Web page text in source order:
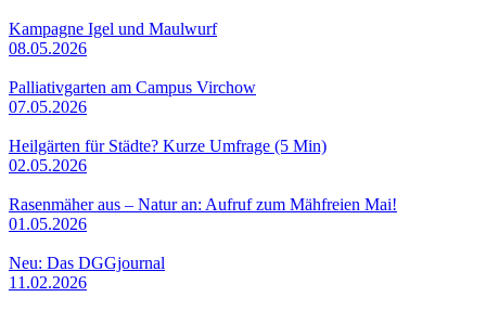
Kampagne Igel und Maulwurf
08.05.2026
Palliativgarten am Campus Virchow
07.05.2026
Heilgärten für Städte? Kurze Umfrage (5 Min)
02.05.2026
Rasenmäher aus – Natur an: Aufruf zum Mähfreien Mai!
01.05.2026
Neu: Das DGGjournal
11.02.2026